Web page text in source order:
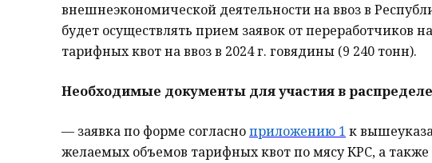
внешнеэкономической деятельности на ввоз в
будет осуществлять прием заявок от переработчиков
тарифных квот на ввоз в 2024 г. говядины (9 240 тонн).
Необходимые документы для участия в
— заявка по форме согласноприложению 1 к
желаемых объемов тарифных квот по мясу КРС, а